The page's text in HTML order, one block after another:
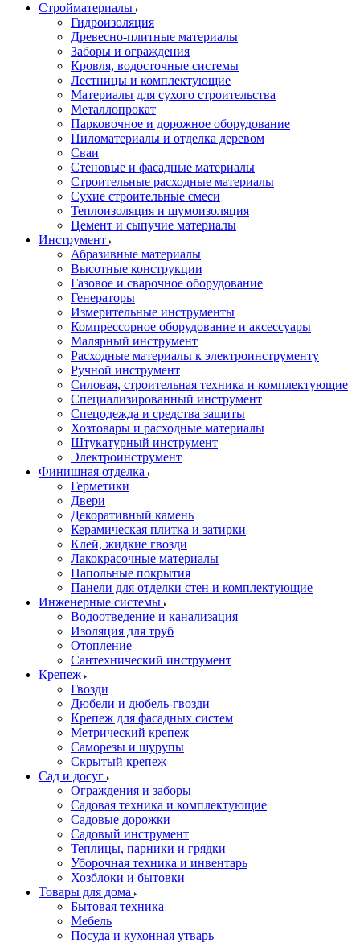
Стройматериалы
Гидроизоляция
Древесно-плитные материалы
Заборы и ограждения
Кровля, водосточные системы
Лестницы и комплектующие
Материалы для сухого строительства
Металлопрокат
Парковочное и дорожное оборудование
Пиломатериалы и отделка деревом
Сваи
Стеновые и фасадные материалы
Строительные расходные материалы
Сухие строительные смеси
Теплоизоляция и шумоизоляция
Цемент и сыпучие материалы
Инструмент
Абразивные материалы
Высотные конструкции
Газовое и сварочное оборудование
Генераторы
Измерительные инструменты
Компрессорное оборудование и аксессуары
Малярный инструмент
Расходные материалы к электроинструменту
Ручной инструмент
Силовая, строительная техника и комплектующие
Специализированный инструмент
Спецодежда и средства защиты
Хозтовары и расходные материалы
Штукатурный инструмент
Электроинструмент
Финишная отделка
Герметики
Двери
Декоративный камень
Керамическая плитка и затирки
Клей, жидкие гвозди
Лакокрасочные материалы
Напольные покрытия
Панели для отделки стен и комплектующие
Инженерные системы
Водоотведение и канализация
Изоляция для труб
Отопление
Сантехнический инструмент
Крепеж
Гвозди
Дюбели и дюбель-гвозди
Крепеж для фасадных систем
Метрический крепеж
Саморезы и шурупы
Скрытый крепеж
Сад и досуг
Ограждения и заборы
Садовая техника и комплектующие
Садовые дорожки
Садовый инструмент
Теплицы, парники и грядки
Уборочная техника и инвентарь
Хозблоки и бытовки
Товары для дома
Бытовая техника
Мебель
Посуда и кухонная утварь